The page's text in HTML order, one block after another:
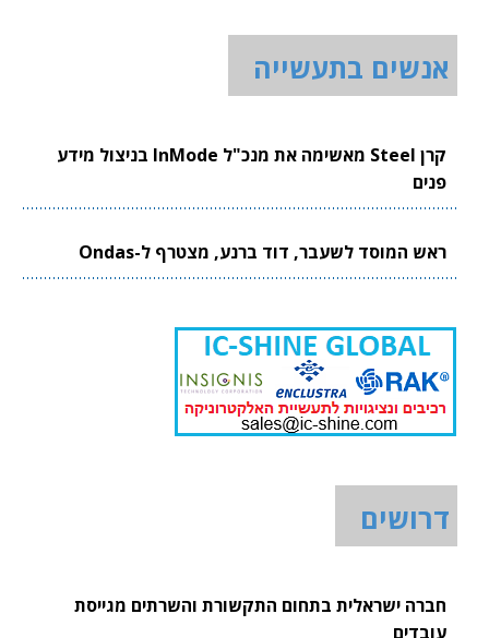
אנשים בתעשייה
קרן Steel מאשימה את מנכ"ל InMode בניצול מידע
פנים
ראש המוסד לשעבר, דוד ברנע, מצטרף ל-Ondas
דרושים
חברה ישראלית בתחום התקשורת והשרתים מגייסת
עובדים